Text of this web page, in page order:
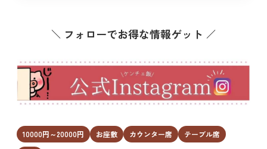
フォローでお得な情報ゲット
10000円～20000円 お座敷 カウンター席 テーブル席